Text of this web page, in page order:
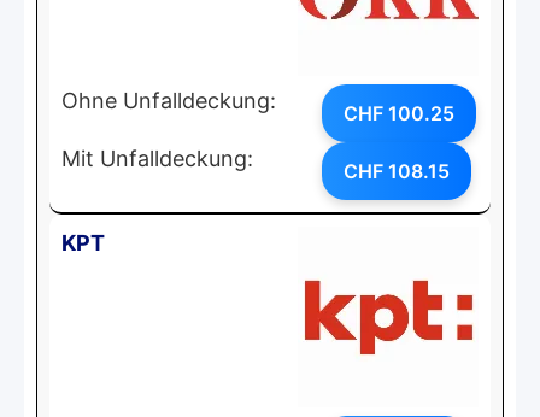
Ohne Unfalldeckung: CHF 100.25
Mit Unfalldeckung: CHF 108.15
KPT